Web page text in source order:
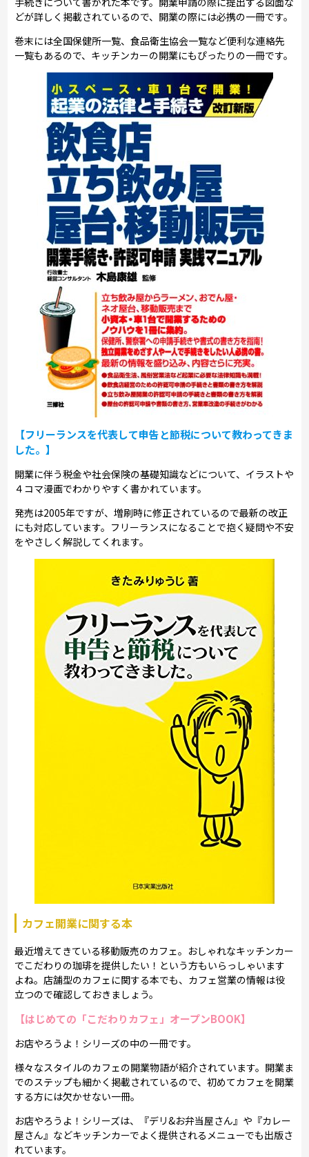
どが詳しく掲載されているので、開業の際には必携の一冊です。
巻末には全国保健所一覧、食品衛生協会一覧など便利な連絡先
一覧もあるので、キッチンカーの開業にもぴったりの一冊です。
【フリーランスを代表して申告と節税について教わってきま
した。】
開業に伴う税金や社会保険の基礎知識などについて、イラストや
４コマ漫画でわかりやすく書かれています。
発売は2005年ですが、増刷時に修正されているので最新の改正
にも対応しています。フリーランスになることで抱く疑問や不安
をやさしく解説してくれます。
カフェ開業に関する本
最近増えてきている移動販売のカフェ。おしゃれなキッチンカー
でこだわりの珈琲を提供したい！という方もいらっしゃいます
よね。店舗型のカフェに関する本でも、カフェ営業の情報は役
立つので確認しておきましょう。
【はじめての「こだわりカフェ」オープンBOOK】
お店やろうよ！シリーズの中の一冊です。
様々なスタイルのカフェの開業物語が紹介されています。開業ま
でのステップも細かく掲載されているので、初めてカフェを開業
する方には欠かせない一冊。
お店やろうよ！シリーズは、『デリ&お弁当屋さん』や『カレー
屋さん』などキッチンカーでよく提供されるメニューでも出版さ
れています。